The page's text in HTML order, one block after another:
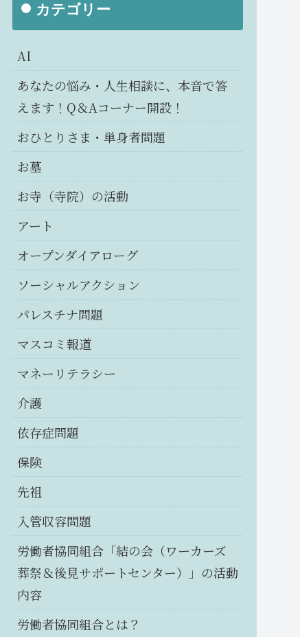
カテゴリー
AI
あなたの悩み・人生相談に、本音で答
えます！Q＆Aコーナー開設！
おひとりさま・単身者問題
お墓
お寺（寺院）の活動
アート
オープンダイアローグ
ソーシャルアクション
パレスチナ問題
マスコミ報道
マネーリテラシー
介護
依存症問題
保険
先祖
入管収容問題
労働者協同組合「結の会（ワーカーズ
葬祭＆後見サポートセンター）」の活動
内容
労働者協同組合とは？